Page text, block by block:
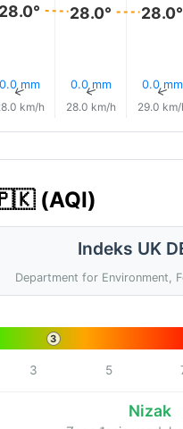
28.0°
0.0 mm
↑
km/h
28.0°
0.0 mm
↑
28.0 km/h
28.0°
0.0 mm
↑
29.0 km/
(AQI)
Indeks UK
Department for Environment,
3
3 5
Nizak